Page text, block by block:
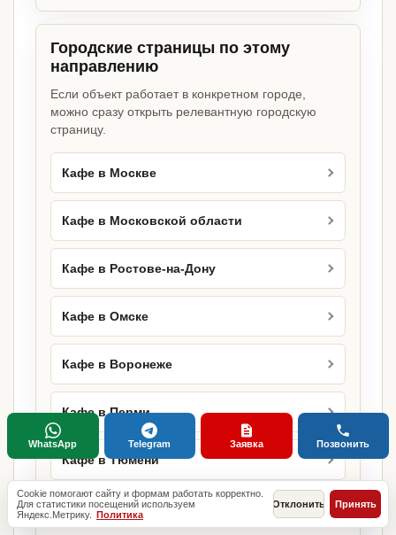
Городские страницы по этому
направлению
Если объект работает в конкретном городе,
можно сразу открыть релевантную городскую
страницу.
Кафе в Москве
Кафе в Московской области
Кафе в Ростове-на-Дону
Кафе в Омске
Кафе в Воронеже
Кафе в Перми
Кафе в Тюмени
Кафе в Туле
Cookie помогают сайту и формам работать корректно.
Для статистики посещений используем
Яндекс.Метрику. Политика
Отклонить Принять
WhatsApp Telegram Заявка Позвонить